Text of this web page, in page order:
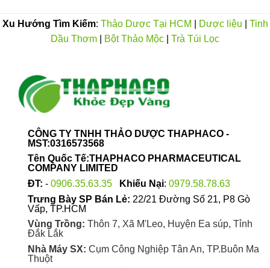
Xu Hướng Tìm Kiếm: Thảo Dược Tại HCM Dược liệu
Tinh
Dầu Thơm
Bột Thảo Mộc Trà Túi Lọc
CÔNG TY TNHH THẢO DƯỢC THAPHACO -
MST:0316573568
Tên Quốc Tế:THAPHACO PHARMACEUTICAL
COMPANY LIMITED
ĐT: - 0906.35.63.35 Khiếu Nại: 0979.58.78.63
Trưng Bày SP Bán Lẻ: 22/21 Đường Số 21, P8 Gò
Vấp, TP.HCM
Vùng Trồng: Thôn 7, Xã M'Leo, Huyện Ea súp, Tỉnh
Đắk Lắk
Nhà Máy SX: Cụm Công Nghiệp Tân An, TP.Buôn Ma
Thuột